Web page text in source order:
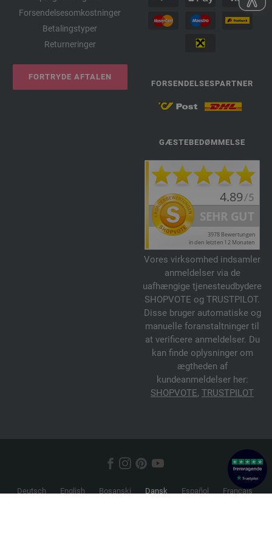
Forsendelsesomkostninger
Betalingstyper
Returneringer
FORTRYDE AFTALEN
FORSENDELSESPARTNER
GÆSTEBEDØMMELSE
Vores virksomhed indsamler
anmeldelser via de
uafhængige tjenesteudbydere
SHOPVOTE og TRUSTPILOT.
Disse bruger automatiske og
manuelle foranstaltninger til
at verificere anmeldelser. Du
kan finde oplysninger om
ægtheden af
kundeanmeldelser her:
SHOPVOTE, TRUSTPILOT
Deutsch English Bosanski Dansk Español
Français